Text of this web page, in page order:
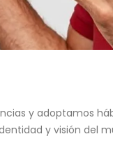
y adoptamos
y visión del